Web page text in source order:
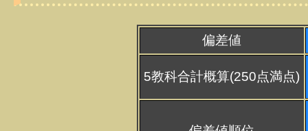
偏差値
5教科合計概算(250点満点)